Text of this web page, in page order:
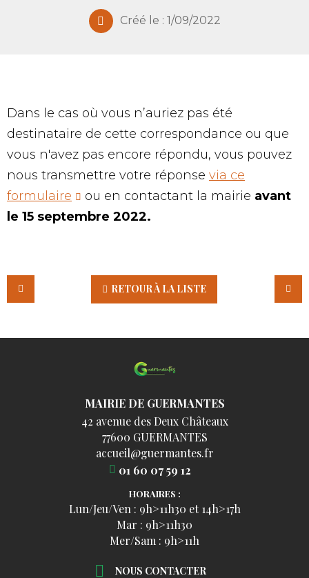
Créé le : 1/09/2022
Dans le cas où vous n’auriez pas été
destinataire de cette correspondance ou que
vous n'avez pas encore répondu, vous pouvez
nous transmettre votre réponse via ce
formulaire
ou en contactant la mairie avant
le 15 septembre 2022.
RETOUR À LA LISTE
MAIRIE DE GUERMANTES
42 avenue des Deux Châteaux
77600 GUERMANTES
accueil@guermantes.fr
01 60 07 59 12
HORAIRES :
Lun/Jeu/Ven : 9h>11h30 et 14h>17h
Mar : 9h>11h30
Mer/Sam : 9h>11h
NOUS CONTACTER